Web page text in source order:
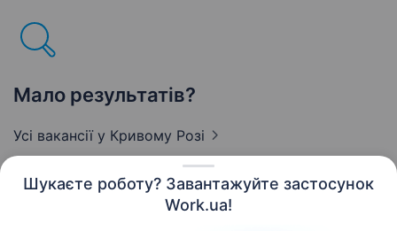
Шукаєте роботу? Завантажуйте застосунок
Work.ua!
Мало результатів?
Усі вакансії у Кривому Розі